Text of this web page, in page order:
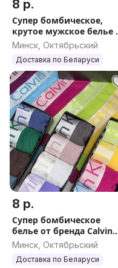
8 р.
Супер бомбическое,
крутое мужское белье .
Минск, Октябрьский
Доставка по Беларуси
8 р.
Супер бомбическое
белье от бренда Calvin
Klein
Минск, Октябрьский
Доставка по Беларуси